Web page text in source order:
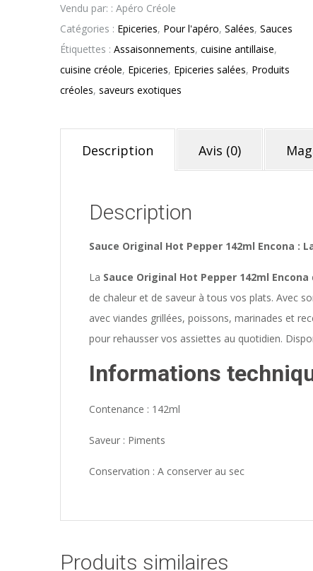
Vendu par: : Apéro Créole
Catégories : Epiceries, Pour l'apéro, Salées, Sauces
Étiquettes : Assaisonnements, cuisine antillaise,
cuisine créole, Epiceries, Epiceries salées, Produits
créoles, saveurs exotiques
Description Avis (0)
Description
Sauce Original Hot Pepper 142ml Encona :
La Sauce Original Hot Pepper 142ml Encona
de chaleur et de saveur à tous vos plats. Avec
avec viandes grillées, poissons, marinades et
pour rehausser vos assiettes au quotidien.
Informations
Contenance : 142ml
Saveur : Piments
Conservation : A conserver au sec
Produits similaires